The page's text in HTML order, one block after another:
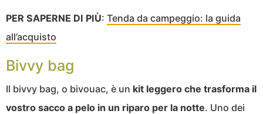
PER SAPERNE DI PIÙ: Tenda da campeggio: la guida
all’acquisto
Bivvy bag
Il bivvy bag, o bivouac, è un kit leggero che trasforma il
vostro sacco a pelo in un riparo per la notte. Uno dei